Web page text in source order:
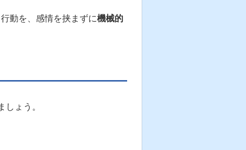
動を、感情を挟まずに機械的
ょう。